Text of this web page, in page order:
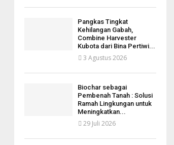
Pangkas Tingkat
Kehilangan Gabah,
Combine Harvester
Kubota dari Bina Pertiwi...
3 Agustus 2026
Biochar sebagai
Pembenah Tanah : Solusi
Ramah Lingkungan untuk
Meningkatkan...
29 Juli 2026